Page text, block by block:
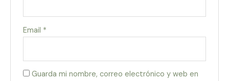
Email *
Guarda mi nombre, correo electrónico y web en